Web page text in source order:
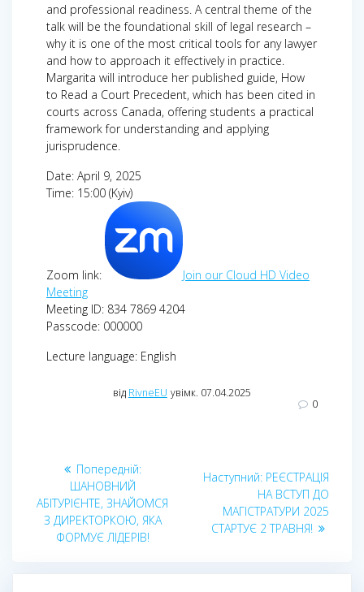
and professional readiness. A central theme of the
talk will be the foundational skill of legal research –
why it is one of the most critical tools for any lawyer
and how to approach it effectively in practice.
Margarita will introduce her published guide, How
to Read a Court Precedent, which has been cited in
courts across Canada, offering students a practical
framework for understanding and applying
jurisprudence.
Date: April 9, 2025
Time: 15:00 (Kyiv)
Zoom link:
Join our Cloud HD Video
Meeting
Meeting ID: 834 7869 4204
Passcode: 000000
Lecture language: English
від RivneEU увімк. 07.04.2025
0
Навігація
записів
Попередній:Попередній
ШАНОВНИЙ
АБІТУРІЄНТЕ, ЗНАЙОМСЯ
З ДИРЕКТОРКОЮ, ЯКА
ФОРМУЄ ЛІДЕРІВ!
Наступний: Наступний
запис:
РЕЄСТРАЦІЯ
НА ВСТУП ДО
МАГІСТРАТУРИ 2025
СТАРТУЄ 2 ТРАВНЯ!